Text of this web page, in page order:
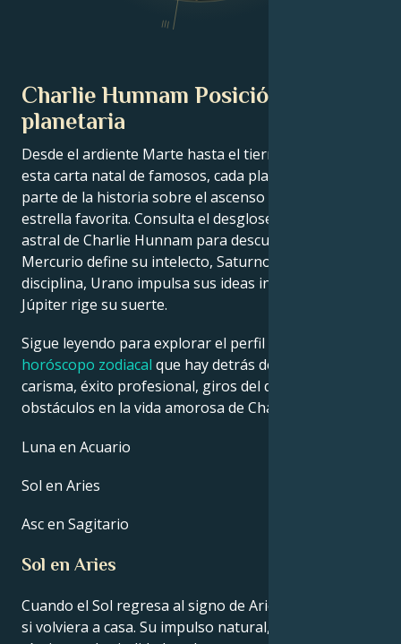
III
Charlie Hunnam Posición
planetaria
Desde el ardiente Marte hasta el tierno Venus, en
esta carta natal de famosos, cada planeta cuenta su
parte de la historia sobre el ascenso a la fama de tu
estrella favorita. Consulta el desglose de la carta
astral de Charlie Hunnam para descubrir cómo
Mercurio define su intelecto, Saturno da forma a su
disciplina, Urano impulsa sus ideas innovadoras y
Júpiter rige su suerte.
Sigue leyendo para explorar el perfil detallado del
horóscopo zodiacal que hay detrás del talento,
carisma, éxito profesional, giros del destino y
obstáculos en la vida amorosa de Charlie Hunnam.
Luna en Acuario
Sol en Aries
Asc en Sagitario
Sol en Aries
Cuando el Sol regresa al signo de Aries, parece como
si volviera a casa. Su impulso natural, la confianza en